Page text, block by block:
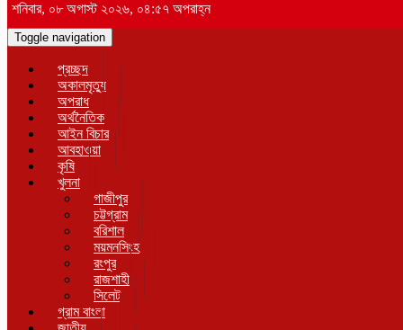
শনিবার, ০৮ অগাস্ট ২০২৬, ০৪:৫৭ অপরাহ্ন
Toggle navigation
প্রচ্ছদ
অকালমৃত্যু
অপরাধ
অর্থনৈতিক
আইন বিচার
আবহাওয়া
কৃষি
খুলনা
গাজীপুর
চট্টগ্রাম
বরিশাল
ময়মনসিংহ
রংপুর
রাজশাহী
সিলেট
গ্রাম বাংলা